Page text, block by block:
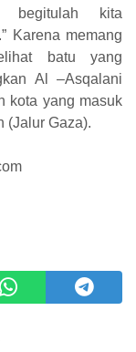
begitulah kita
Karena memang
batu yang
Al –Asqalani
kota yang masuk
(Jalur Gaza).